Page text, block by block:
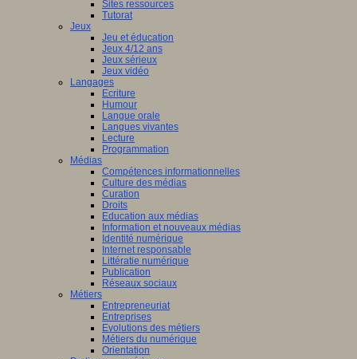
Sites ressources
Tutorat
Jeux
Jeu et éducation
Jeux 4/12 ans
Jeux sérieux
Jeux vidéo
Langages
Ecriture
Humour
Langue orale
Langues vivantes
Lecture
Programmation
Médias
Compétences informationnelles
Culture des médias
Curation
Droits
Education aux médias
Information et nouveaux médias
Identité numérique
Internet responsable
Littératie numérique
Publication
Réseaux sociaux
Métiers
Entrepreneuriat
Entreprises
Evolutions des métiers
Métiers du numérique
Orientation